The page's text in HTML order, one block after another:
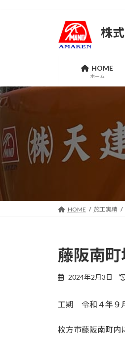
ス
キ
ッ
ン
に
移
株
HOME
ホーム
HOME 施工実績
藤阪南
2024年2月3日
工期 令和４年９
枚方市藤阪南町内